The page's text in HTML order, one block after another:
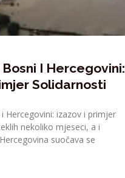
I Hercegovini:
Solidarnosti
Hercegovini: izazov i primjer
nekoliko mjeseci, a i
suočava se